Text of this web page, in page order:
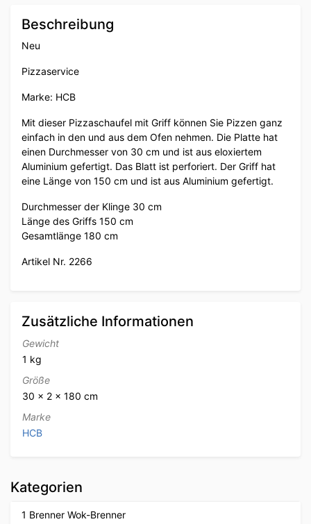
Beschreibung
Neu
Pizzaservice
Marke: HCB
Mit dieser Pizzaschaufel mit Griff können Sie Pizzen ganz
einfach in den und aus dem Ofen nehmen. Die Platte hat
einen Durchmesser von 30 cm und ist aus eloxiertem
Aluminium gefertigt. Das Blatt ist perforiert. Der Griff hat
eine Länge von 150 cm und ist aus Aluminium gefertigt.
Durchmesser der Klinge 30 cm
Länge des Griffs 150 cm
Gesamtlänge 180 cm
Artikel Nr. 2266
Zusätzliche Informationen
Gewicht
1 kg
Größe
30 × 2 × 180 cm
Marke
HCB
Kategorien
1 Brenner Wok-Brenner